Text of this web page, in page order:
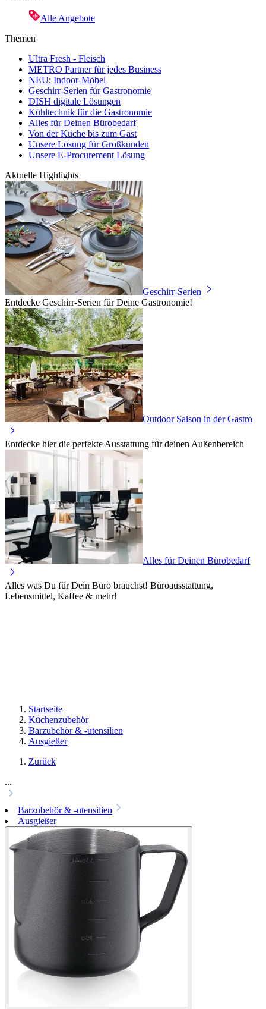
Alle Angebote
Themen
Ultra Fresh - Fleisch
METRO Partner für jedes Business
NEU: Indoor-Möbel
Geschirr-Serien für Gastronomie
DISH digitale Lösungen
Kühltechnik für die Gastronomie
Alles für Deinen Bürobedarf
Von der Küche bis zum Gast
Unsere Lösung für Großkunden
Unsere E-Procurement Lösung
Aktuelle Highlights
Geschirr-Serien
Entdecke Geschirr-Serien für Deine Gastronomie!
Outdoor Saison in der Gastro
Entdecke hier die perfekte Ausstattung für deinen Außenbereich
Alles für Deinen Bürobedarf
Alles was Du für Dein Büro brauchst! Büroausstattung,
Lebensmittel, Kaffee & mehr!
Startseite
Küchenzubehör
Barzubehör & -utensilien
Ausgießer
Zurück
...
Barzubehör & -utensilien
Ausgießer